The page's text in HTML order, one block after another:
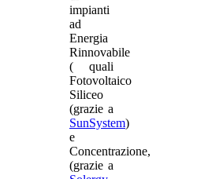
impianti
ad
Energia
Rinnovabile
( quali
Fotovoltaico
Siliceo
(grazie a
SunSystem)
e
Concentrazione,
(grazie a